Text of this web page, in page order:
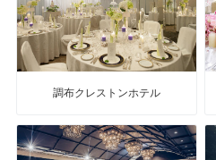
調布クレストンホテル